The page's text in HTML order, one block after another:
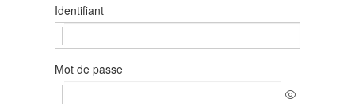
Identifiant
Mot de passe